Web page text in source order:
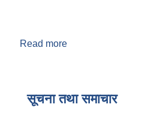
Read more
सूचना तथा समाचार